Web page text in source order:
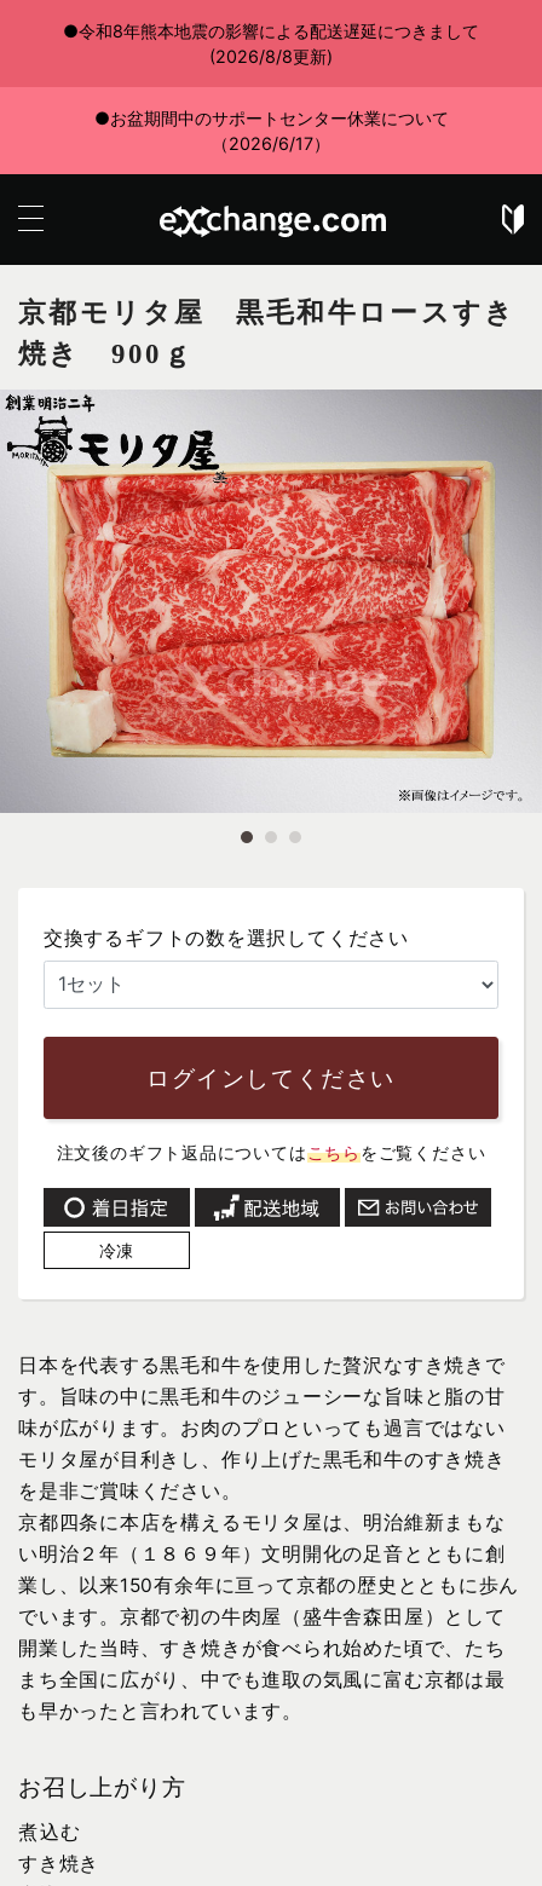
●令和8年熊本地震の影響による配送遅延につきまして
(2026/8/8更新)
●お盆期間中のサポートセンター休業について
（2026/6/17）
京都モリタ屋 黒毛和牛ロースすき
焼き 900ｇ
交換するギフトの数を選択してください
ログインしてください
注文後のギフト返品についてはこちらをご覧ください
冷凍
日本を代表する黒毛和牛を使用した贅沢なすき焼きで
す。旨味の中に黒毛和牛のジューシーな旨味と脂の甘
味が広がります。お肉のプロといっても過言ではない
モリタ屋が目利きし、作り上げた黒毛和牛のすき焼き
を是非ご賞味ください。
京都四条に本店を構えるモリタ屋は、明治維新まもな
い明治２年（１８６９年）文明開化の足音とともに創
業し、以来150有余年に亘って京都の歴史とともに歩ん
でいます。京都で初の牛肉屋（盛牛舎森田屋）として
開業した当時、すき焼きが食べられ始めた頃で、たち
まち全国に広がり、中でも進取の気風に富む京都は最
も早かったと言われています。
お召し上がり方
煮込む
すき焼き